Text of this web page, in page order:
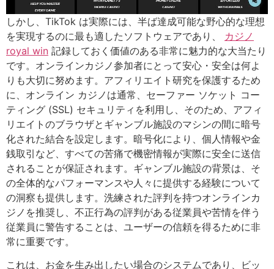
しかし、TikTok は実際には、半ば達成可能な野心的な理想
を実現するのに最も適したソフトウェアであり、 カジノ
royal win 記録しておく価値のある非常に魅力的な大当たり
です。オンラインカジノ参加者にとって安心・安全は何よ
りも大切に努めます。アフィリエイト研究を保護するため
に、オンライン カジノは通常、セーファー ソケット コー
ティング (SSL) セキュリティを利用し、そのため、アフィ
リエイトのブラウザとギャンブル施設のマシンの間に暗号
化された結合を設定します。暗号化により、個人情報や金
銭取引など、すべての苦痛で機密情報が実際に安全に送信
されることが保証されます。ギャンブル施設の背景は、そ
の全体的なパフォーマンスや人々に提供する経験について
の洞察も提供します。洗練された評判を持つオンラインカ
ジノを推奨し、不正行為の評判がある従業員や苦情を伴う
従業員に警告することは、ユーザーの信頼を得るために非
常に重要です。
これは、お金を生み出したい場合のシステムであり、ビッ